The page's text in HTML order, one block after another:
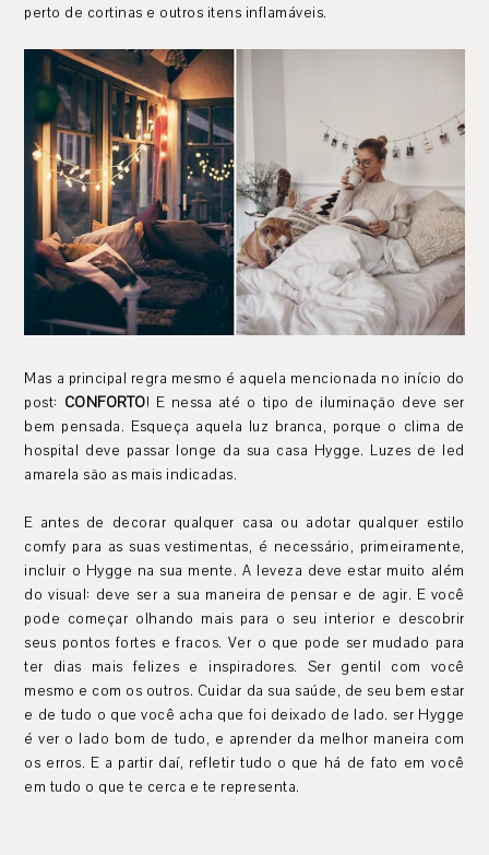
perto de cortinas e outros itens inflamáveis.
Mas a principal regra mesmo é aquela mencionada no início do
post: CONFORTO! E nessa até o tipo de iluminação deve ser
bem pensada. Esqueça aquela luz branca, porque o clima de
hospital deve passar longe da sua casa Hygge. Luzes de led
amarela são as mais indicadas.
E antes de decorar qualquer casa ou adotar qualquer estilo
comfy para as suas vestimentas, é necessário, primeiramente,
incluir o Hygge na sua mente. A leveza deve estar muito além
do visual: deve ser a sua maneira de pensar e de agir. E você
pode começar olhando mais para o seu interior e descobrir
seus pontos fortes e fracos. Ver o que pode ser mudado para
ter dias mais felizes e inspiradores. Ser gentil com você
mesmo e com os outros. Cuidar da sua saúde, de seu bem estar
e de tudo o que você acha que foi deixado de lado. ser Hygge
é ver o lado bom de tudo, e aprender da melhor maneira com
os erros. E a partir daí, refletir tudo o que há de fato em você
em tudo o que te cerca e te representa.